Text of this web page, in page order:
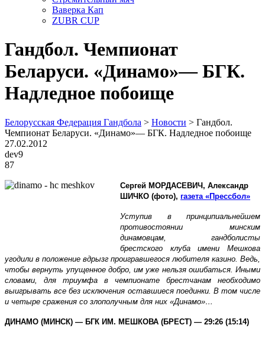
Ваверка Кап
ZUBR CUP
Гандбол. Чемпионат
Беларуси. «Динамо»— БГК.
Надледное побоище
Белорусская Федерация Гандбола > Новости > Гандбол.
Чемпионат Беларуси. «Динамо»— БГК. Надледное побоище
27.02.2012
dev9
87
Сергей МОРДАСЕВИЧ, Александр
ШИЧКО (фото), газета «Прессбол»
Уступив в принципиальнейшем
противостоянии минским
динамовцам, гандболисты
брестского клуба имени Мешкова
угодили в положение вдрызг проигравшегося любителя казино. Ведь,
чтобы вернуть упущенное добро, им уже нельзя ошибаться. Иными
словами, для триумфа в чемпионате брестчанам необходимо
выигрывать все без исключения оставшиеся поединки. В том числе
и четыре сражения со злополучным для них «Динамо»…
ДИНАМО (МИНСК) — БГК ИМ. МЕШКОВА (БРЕСТ) — 29:26 (15:14)